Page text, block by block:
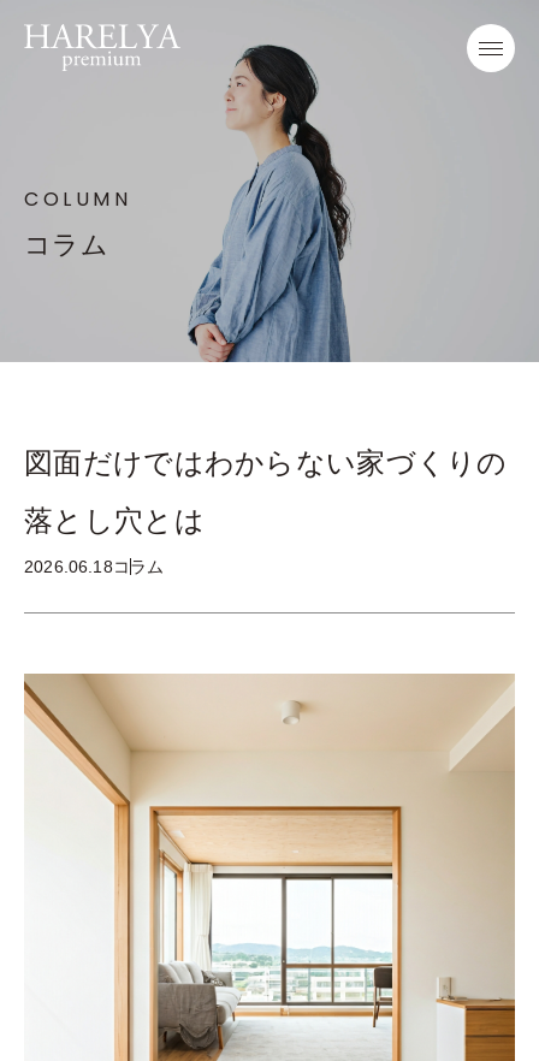
COLUMN
コラム
図面だけではわからない家づくりの
落とし穴とは
2026.06.18コラム